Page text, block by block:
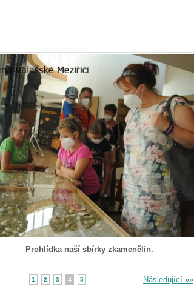
Prohlídka naší sbírky zkamenělin.
1 2 3 4 5 Následující »»